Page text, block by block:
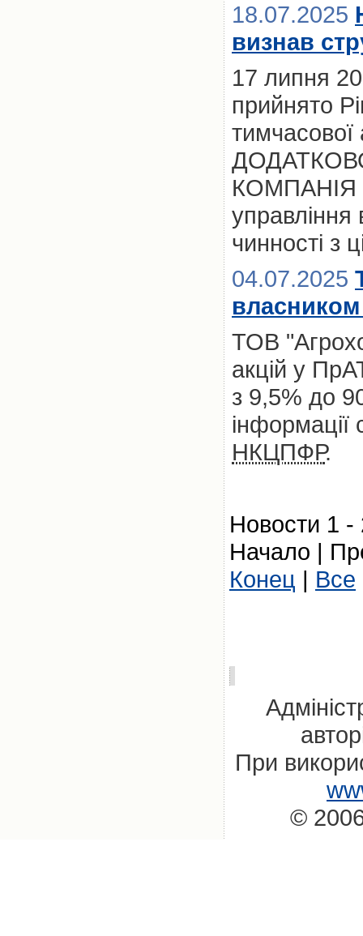
18.07.2025
визнав
17 липня
прийнято
КОМПАНІЯ
управління
чинності з
04.07.2025
ТОВ
акцій у
з 9,5% до
інформації
НКЦПФР.
Новости 1 -
Начало |
Конец | Все
При
©